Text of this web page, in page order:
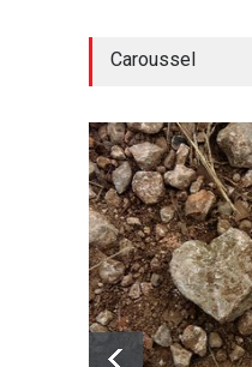
Caroussel